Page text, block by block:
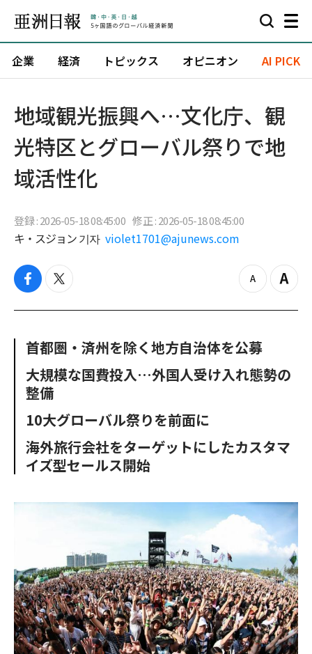
企業 経済 トピックス オピニオン AI PICK
地域観光振興へ…文化庁、観
光特区とグローバル祭りで地
域活性化
登録 : 2026-05-18 08:45:00 修正 : 2026-05-18 08:45:00
キ・スジョン 기자 violet1701@ajunews.com
f
c
o
k
t
i
e
z
o
u
Z
o
首都圏・済州を除く地方自治体を公募
大規模な国費投入…外国人受け入れ態勢の
整備
10大グローバル祭りを前面に
海外旅行会社をターゲットにしたカスタマ
イズ型セールス開始